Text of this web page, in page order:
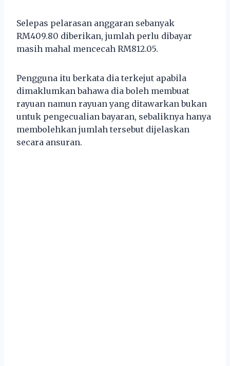
Selepas pelarasan anggaran sebanyak
RM409.80 diberikan, jumlah perlu dibayar
masih mahal mencecah RM812.05.
Pengguna itu berkata dia terkejut apabila
dimaklumkan bahawa dia boleh membuat
rayuan namun rayuan yang ditawarkan bukan
untuk pengecualian bayaran, sebaliknya hanya
membolehkan jumlah tersebut dijelaskan
secara ansuran.